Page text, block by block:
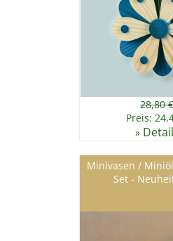
28,80 €
Preis:
»
Minivasen /
Set -